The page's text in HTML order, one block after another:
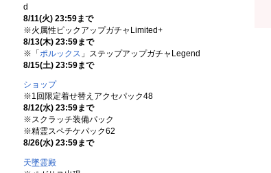
d
8/11(火) 23:59まで
※火属性ピックアップガチャLimited+
8/13(木) 23:59まで
※「ポルックス 」ステップアップガチャLegend
8/15(土) 23:59まで
ショップ
※1回限定着せ替えアクセパック48
8/12(水) 23:59まで
※スクラッチ装備パック
※精霊スペチケパック62
8/26(水) 23:59まで
天墜霊殿